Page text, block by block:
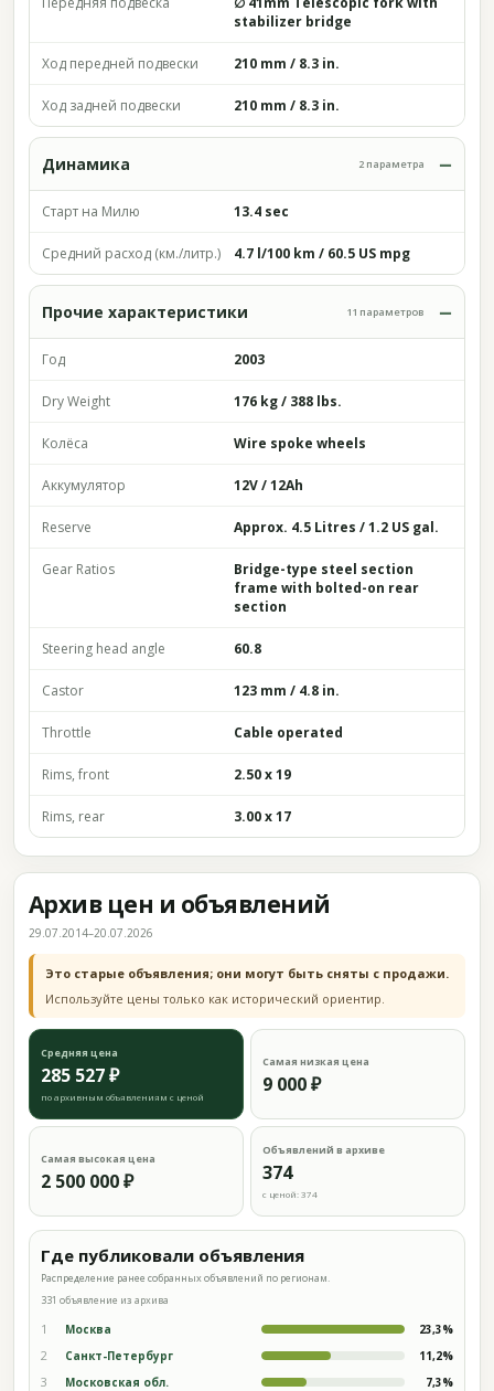
stabilizer bridge
Ход передней подвески 210 mm / 8.3 in.
Ход задней подвески 210 mm / 8.3 in.
Динамика 2 параметра
Старт на Милю 13.4 sec
Средний расход (км./литр.) 4.7 l/100 km / 60.5 US mpg
Прочие характеристики 11 параметров
Год 2003
Dry Weight 176 kg / 388 lbs.
Колёса Wire spoke wheels
Аккумулятор 12V / 12Ah
Reserve Approx. 4.5 Litres / 1.2 US gal.
Gear Ratios
Bridge-type steel section
frame with bolted-on rear
section
Steering head angle 60.8
Castor 123 mm / 4.8 in.
Throttle Cable operated
Rims, front 2.50 x 19
Rims, rear 3.00 x 17
Архив цен и объявлений
29.07.2014–20.07.2026
Это старые объявления; они могут быть сняты с продажи.
Используйте цены только как исторический ориентир.
Средняя цена
285 527 ₽
по архивным объявлениям с ценой
Самая низкая цена
9 000 ₽
Самая высокая цена
2 500 000 ₽
Объявлений в архиве
374
с ценой: 374
Где публиковали объявления
Распределение ранее собранных объявлений по регионам.
331 объявление из архива
1 Москва 23,3%
2 Санкт-Петербург 11,2%
3 Московская обл. 7,3%